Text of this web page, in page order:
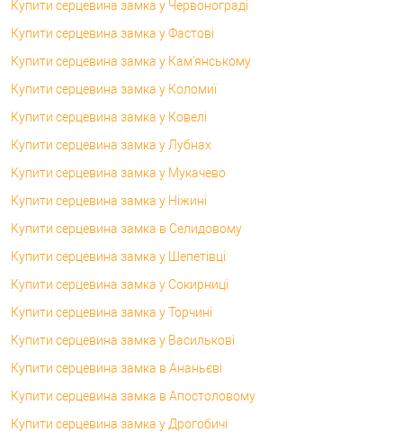
Купити серцевина замка у Червонограді
Купити серцевина замка у Фастові
Купити серцевина замка у Кам'янському
Купити серцевина замка у Коломиї
Купити серцевина замка у Ковелі
Купити серцевина замка у Лубнах
Купити серцевина замка у Мукачево
Купити серцевина замка у Ніжині
Купити серцевина замка в Селидовому
Купити серцевина замка у Шепетівці
Купити серцевина замка у Сокирниці
Купити серцевина замка у Торчині
Купити серцевина замка у Василькові
Купити серцевина замка в Ананьєві
Купити серцевина замка в Апостоловому
Купити серцевина замка у Дрогобичі